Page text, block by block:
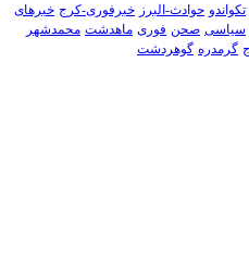
تکواندو حوادث-البرز خبرفوری-کرج خبرهای
سیاسی صحن فوری ماهدشت محمدشهر
گرمدره گوهردشت